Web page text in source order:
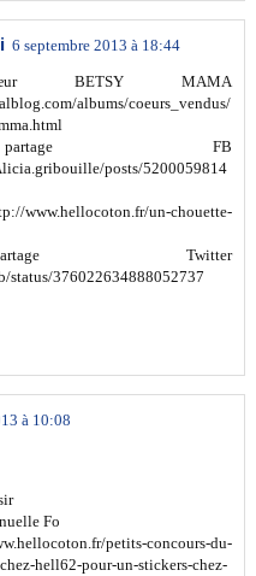
6 septembre 2013 à 18:44
BETSY MAMA
albums/coeurs_vendus/
FB
posts/5200059814
un-chouette-
Twitter
376022634888052737
à 10:08
Fo
petits-concours-du-
hell62-pour-un-stickers-chez-